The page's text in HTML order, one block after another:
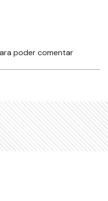
poder comentar